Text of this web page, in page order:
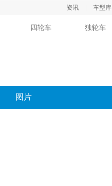
资讯 车型库
四轮车 独轮车
图片